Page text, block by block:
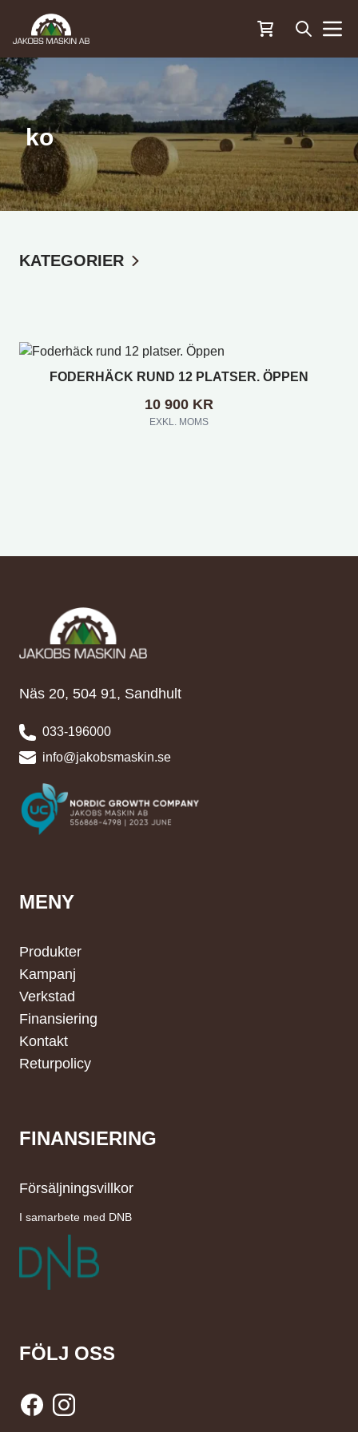
Öppna
ko
KATEGORIER
FODERHÄCK RUND 12 PLATSER. ÖPPEN
10 900 KR
EXKL. MOMS
Näs 20, 504 91, Sandhult
033-196000
info@jakobsmaskin.se
MENY
Produkter
Kampanj
Verkstad
Finansiering
Kontakt
Returpolicy
FINANSIERING
Försäljningsvillkor
I samarbete med DNB
FÖLJ OSS